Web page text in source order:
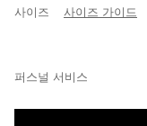
사이즈 사이즈 가이드
퍼스널 서비스